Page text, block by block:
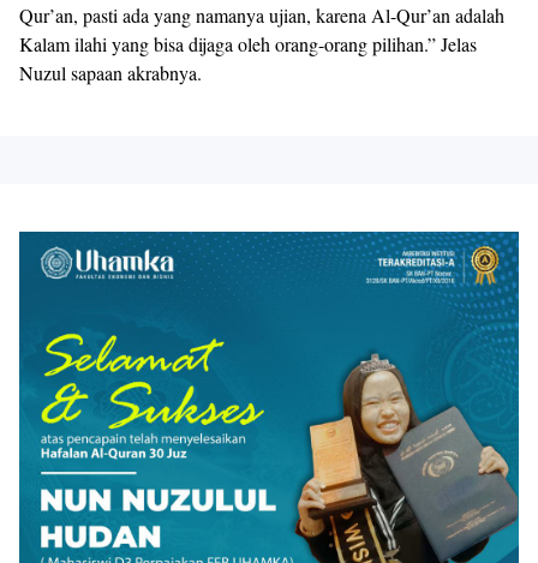
Qur’an, pasti ada yang namanya ujian, karena Al-Qur’an adalah
Kalam ilahi yang bisa dijaga oleh orang-orang pilihan.” Jelas
Nuzul sapaan akrabnya.